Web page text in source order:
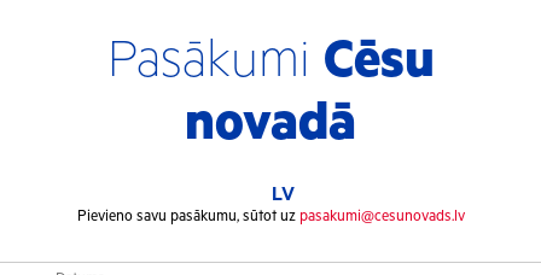
Pasākumi Cēsu
novadā
LV
Pievieno savu pasākumu, sūtot uz pasakumi@cesunovads.lv